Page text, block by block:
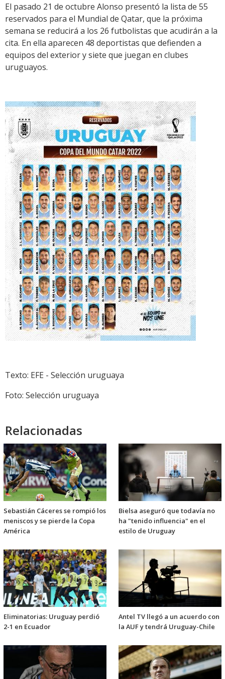
El pasado 21 de octubre Alonso presentó la lista de 55
reservados para el Mundial de Qatar, que la próxima
semana se reducirá a los 26 futbolistas que acudirán a la
cita. En ella aparecen 48 deportistas que defienden a
equipos del exterior y siete que juegan en clubes
uruguayos.
Texto: EFE - Selección uruguaya
Foto: Selección uruguaya
Relacionadas
Sebastián Cáceres se rompió los
meniscos y se pierde la Copa
América
Bielsa aseguró que todavía no
ha "tenido influencia" en el
estilo de Uruguay
Eliminatorias: Uruguay perdió
2-1 en Ecuador
Antel TV llegó a un acuerdo con
la AUF y tendrá Uruguay-Chile